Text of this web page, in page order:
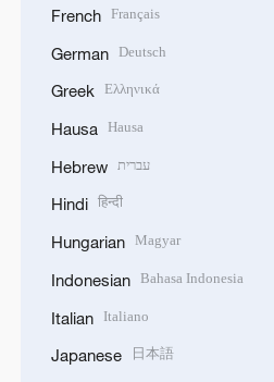
French Français
German Deutsch
Greek Ελληνικά
Hausa Hausa
Hebrew עברית
Hindi हिन्दी
Hungarian Magyar
Indonesian Bahasa Indonesia
Italian Italiano
Japanese
日本語